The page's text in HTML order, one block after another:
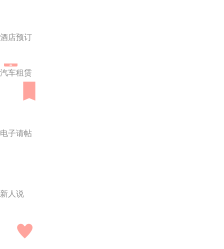
酒店预订
汽车租赁
电子请帖
新人说